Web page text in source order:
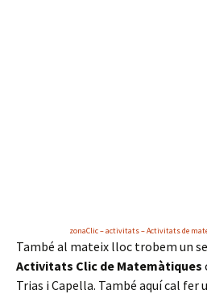
zonaClic – activitats – Activitats de
També al mateix lloc trobem un
Activitats Clic de Matemàtiques
Trias i Capella. També aquí cal